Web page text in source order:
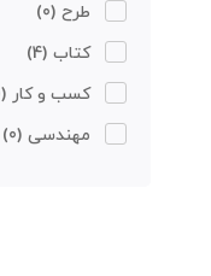
طرح (0)
کتاب (4)
کسب و کار (0)
مهندسی (0)